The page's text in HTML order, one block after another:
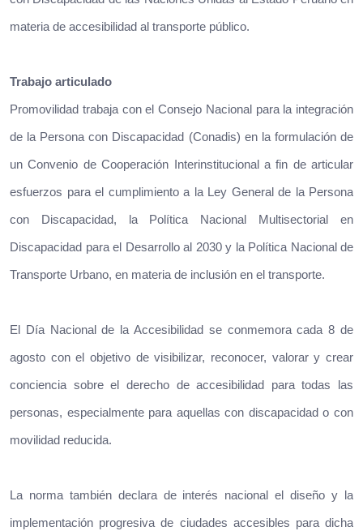
materia de accesibilidad al transporte público.
Trabajo articulado
Promovilidad trabaja con el Consejo Nacional para la integración
de la Persona con Discapacidad (Conadis) en la formulación de
un Convenio de Cooperación Interinstitucional a fin de articular
esfuerzos para el cumplimiento a la Ley General de la Persona
con Discapacidad, la Política Nacional Multisectorial en
Discapacidad para el Desarrollo al 2030 y la Política Nacional de
Transporte Urbano, en materia de inclusión en el transporte.
El Día Nacional de la Accesibilidad se conmemora cada 8 de
agosto con el objetivo de visibilizar, reconocer, valorar y crear
conciencia sobre el derecho de accesibilidad para todas las
personas, especialmente para aquellas con discapacidad o con
movilidad reducida.
La norma también declara de interés nacional el diseño y la
implementación progresiva de ciudades accesibles para dicha